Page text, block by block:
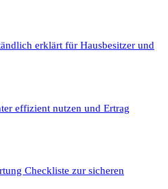
erklärt für Hausbesitzer und
effizient nutzen und Ertrag
Checkliste zur sicheren